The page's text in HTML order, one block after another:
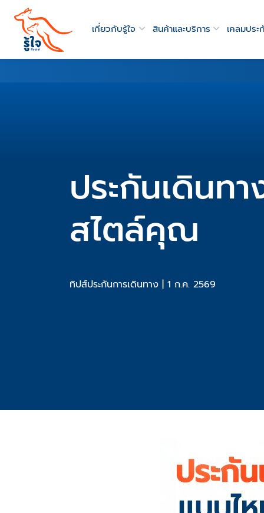
เกี่ยวกับรู้ใจ สินค้าและบริการ เคลมประ
ประกันเดินท
สไตล์คุณ
ทิปส์ประกันการเดินทาง | 1 ก.ค. 2569